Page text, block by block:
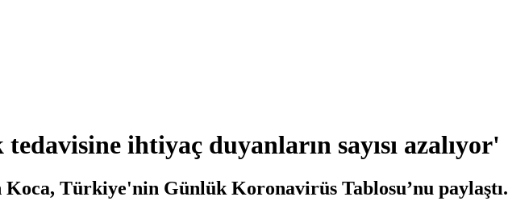
ihtiyaç duyanların sayısı azalıyor'
Koca, Türkiye'nin Günlük Koronavirüs Tablosu’nu paylaştı.